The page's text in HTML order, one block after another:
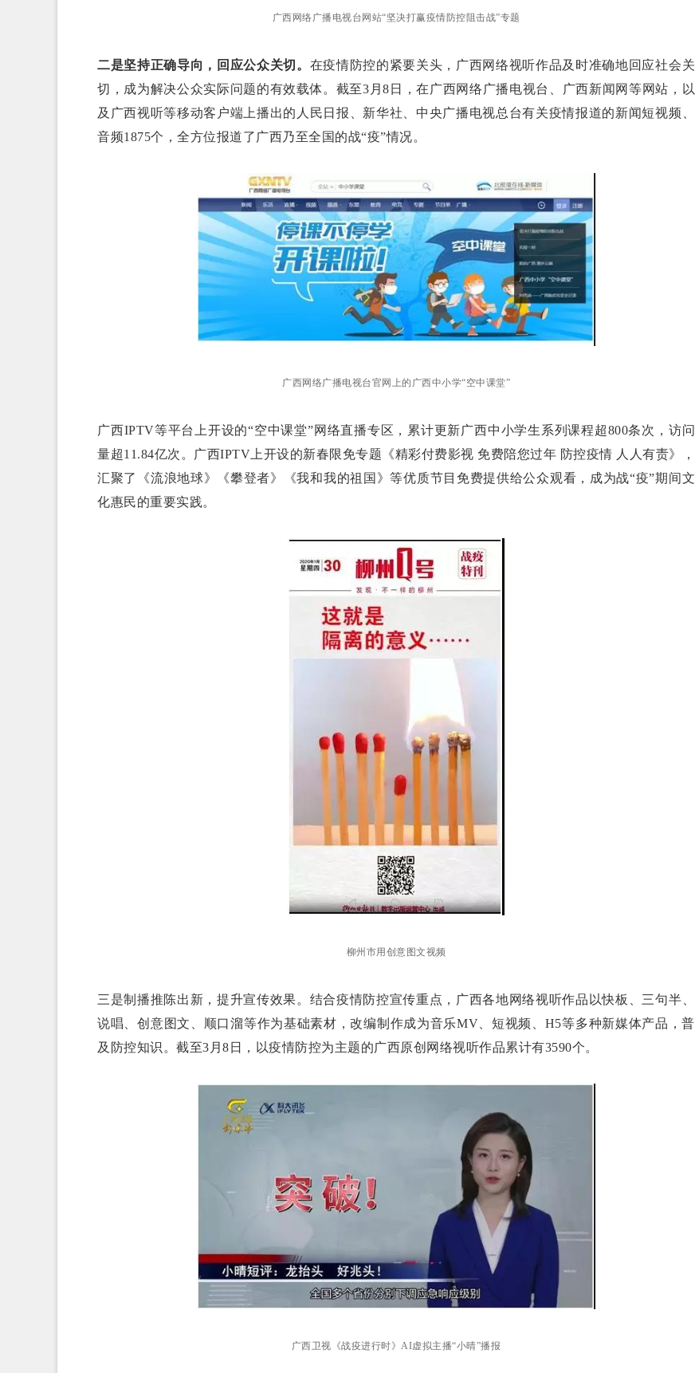
广西网络广播电视台网站“坚决打赢疫情防控阻击战”专题
二是坚持正确导向，回应公众关切。 在疫情防控的紧要关头，广西网络视听作品及时准确地回应社会关
切，成为解决公众实际问题的有效载体。截至3月8日，在广西网络广播电视台、广西新闻网等网站，以
及广西视听等移动客户端上播出的人民日报、新华社、中央广播电视总台有关疫情报道的新闻短视频、
音频1875个，全方位报道了广西乃至全国的战“疫”情况。
广西网络广播电视台官网上的广西中小学“空中课堂”
广西IPTV等平台上开设的“空中课堂”网络直播专区，累计更新广西中小学生系列课程超800条次，访问
量超11.84亿次。广西IPTV上开设的新春限免专题《精彩付费影视 免费陪您过年 防控疫情 人人有责》，
汇聚了《流浪地球》《攀登者》《我和我的祖国》等优质节目免费提供给公众观看，成为战“疫”期间文
化惠民的重要实践。
柳州市用创意图文视频
三是制播推陈出新，提升宣传效果。结合疫情防控宣传重点，广西各地网络视听作品以快板、三句半、
说唱、创意图文、顺口溜等作为基础素材，改编制作成为音乐MV、短视频、H5等多种新媒体产品，普
及防控知识。截至3月8日，以疫情防控为主题的广西原创网络视听作品累计有3590个。
广西卫视《战疫进行时》AI虚拟主播“小晴”播报